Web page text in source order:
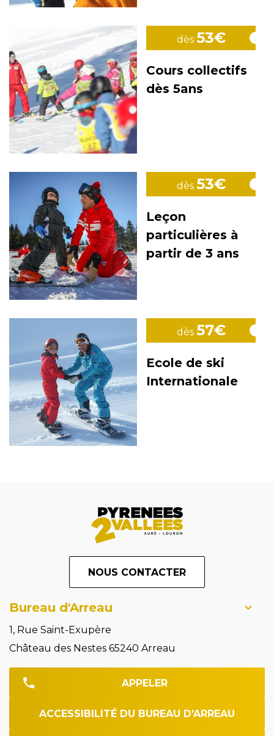
dès 53€
Cours collectifs
dès 5ans
dès 53€
Leçon
particulières à
partir de 3 ans
dès 57€
Ecole de ski
Internationale
NOUS CONTACTER
Bureau d'Arreau
1, Rue Saint-Exupère
Château des Nestes 65240 Arreau
APPELER
ACCESSIBILITÉ DU BUREAU D'ARREAU